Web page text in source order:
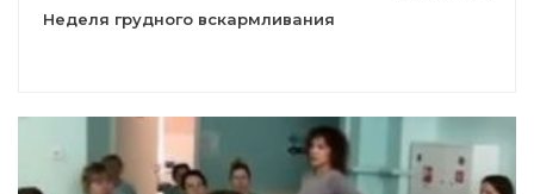
Неделя грудного вскармливания